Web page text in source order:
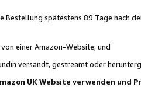
spätestens 89 Tage nach
einer Amazon-Website; und
versandt, gestreamt oder
UK Website verwenden und